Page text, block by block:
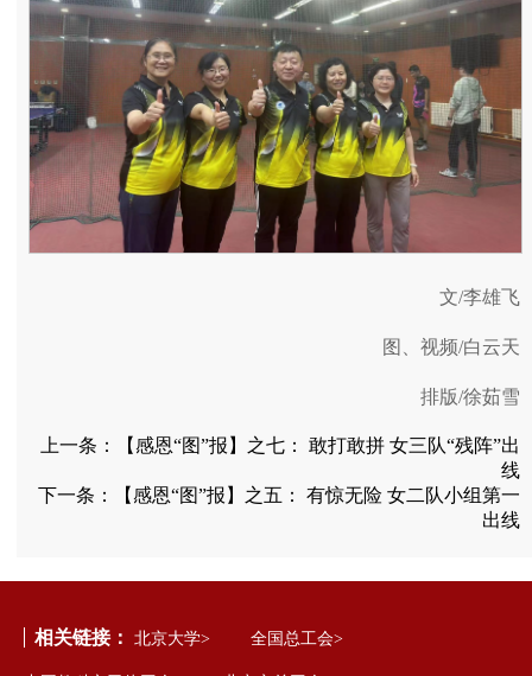
文/李雄飞
图、视频/白云天
排版/徐茹雪
上一条：
【感恩“图”报】之七： 敢打敢拼 女三队“残阵”出
线
下一条：
【感恩“图”报】之五： 有惊无险 女二队小组第一
出线
相关链接： 北京大学> 全国总工会>